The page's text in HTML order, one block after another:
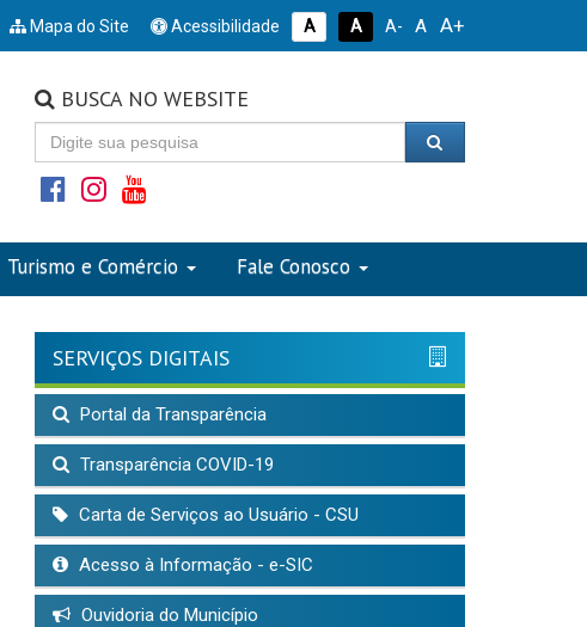
Mapa do Site Acessibilidade A A A- A A+
BUSCA NO WEBSITE
Turismo e Comércio Fale Conosco
SERVIÇOS DIGITAIS
Portal da Transparência
Transparência COVID-19
Carta de Serviços ao Usuário - CSU
Acesso à Informação - e-SIC
Ouvidoria do Município